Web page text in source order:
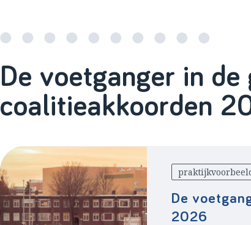
De voetganger in
coalitieakkoorden
De
2026